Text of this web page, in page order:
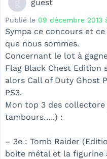
guest
Publié le 09 décembre 2013
Sympa ce concours et
que nous sommes.
Concernant le lot à
Flag Black Chest Edition
alors Call of Duty Ghost
PS3.
Mon top 3 des
tambours…..) :
– 3e : Tomb Raider
boite métal et la figurine